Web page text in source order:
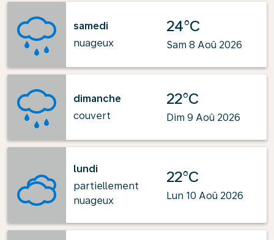
samedi
nuageux
24°C
Sam 8 Aoû 2026
dimanche
couvert
22°C
Dim 9 Aoû 2026
lundi
partiellement
nuageux
22°C
Lun 10 Aoû 2026